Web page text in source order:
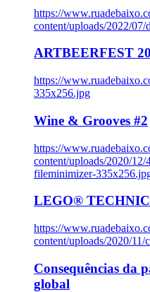
https://
content/uploads/2022/
ARTBEERFEST
https://
335x256.jpg
Wine & Grooves #2
https://
content/uploads/2020/
fileminimizer-
LEGO®
https://
content/uploads/2020/
Consequências da
global